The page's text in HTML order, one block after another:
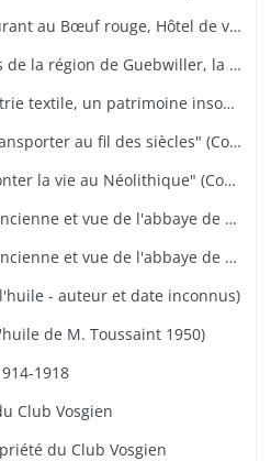
Hégenheim : Eglise, Restaurant au Bœuf rouge, Hôtel de ville, décors floraux
Exposition "Parcs et jardins de la région de Guebwiller, la culture d'un patrimoine florissant" (Communauté de Communes de la Région de Guebwiller, du 15 octobre 2010 au 31 janvier 2011)
Expostion "Au fil de l'industrie textile, un patrimoine insoupçonné" (Communauté de Communes de la Région de Guebwiller, du 11 septembre au 30 octobre 2009)
Exposition "Laissez-vous transporter au fil des siècles" (Communauté de Communes de la Région de Guebwiller, du 26 octobre 2012 au 19 janvier 2013)
Exposition "Laissez-vous conter la vie au Néolithique" (Communauté de Communes de la Région de Guebwiller, du 14 octobre 2011 au 26 janvier 2012)
Guebwiller, vue générale ancienne et vue de l'abbaye de Murbach.
Guebwiller, vue générale ancienne et vue de l'abbaye de Murbach.
- auteur et date inconnus)
de M. Toussaint 1950)
1918
Club Vosgien
du Club Vosgien